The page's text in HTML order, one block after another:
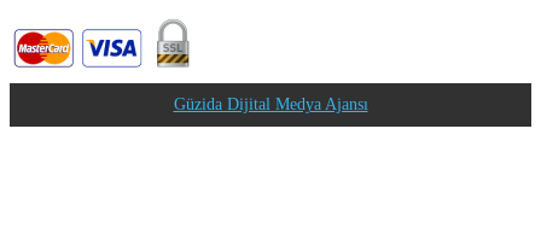
Güzida Dijital Medya Ajansı